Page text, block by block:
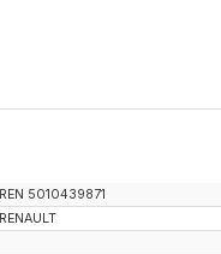
REN 5010439871
RENAULT